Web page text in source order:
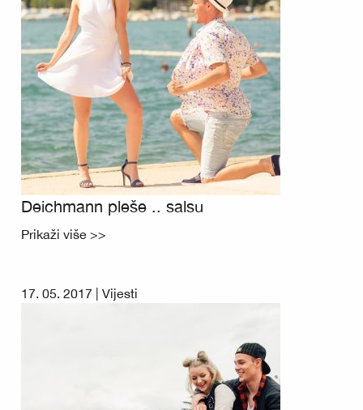
Deichmann pleše .. salsu
Prikaži više >>
17. 05. 2017 | Vijesti